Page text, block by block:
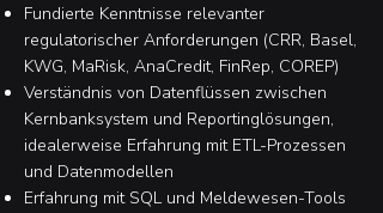
Fundierte Kenntnisse relevanter
regulatorischer Anforderungen (CRR, Basel,
KWG, MaRisk, AnaCredit, FinRep, COREP)
Verständnis von Datenflüssen zwischen
Kernbanksystem und Reportinglösungen,
idealerweise Erfahrung mit ETL-Prozessen
und Datenmodellen
Erfahrung mit SQL und Meldewesen-Tools